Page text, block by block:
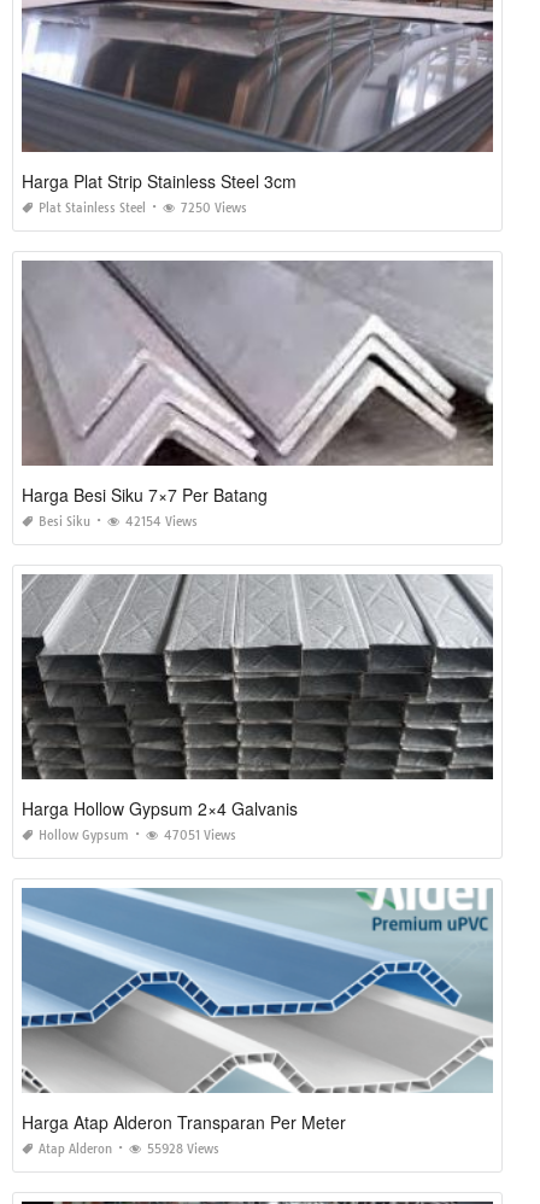
Harga Plat Strip Stainless Steel 3cm
Plat Stainless Steel 7250 Views
Harga Besi Siku 7×7 Per Batang
Besi Siku 42154 Views
Harga Hollow Gypsum 2×4 Galvanis
Hollow Gypsum 47051 Views
Harga Atap Alderon Transparan Per Meter
Atap Alderon 55928 Views